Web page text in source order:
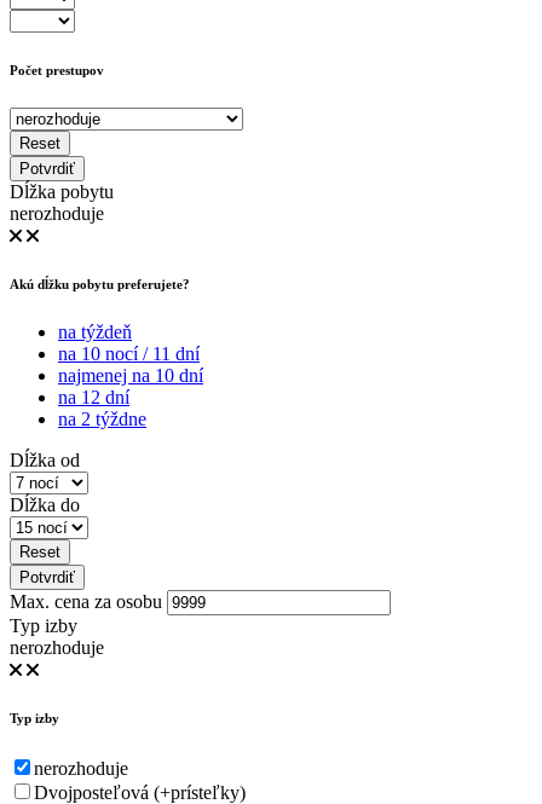
Počet prestupov
Reset
Potvrdiť
Dĺžka pobytu
nerozhoduje
Akú dĺžku pobytu preferujete?
na týždeň
na 10 nocí / 11 dní
najmenej na 10 dní
na 12 dní
na 2 týždne
Dĺžka od
Dĺžka do
Reset
Potvrdiť
Max. cena za osobu
Typ izby
nerozhoduje
Typ izby
nerozhoduje
Dvojposteľová (+prísteľky)